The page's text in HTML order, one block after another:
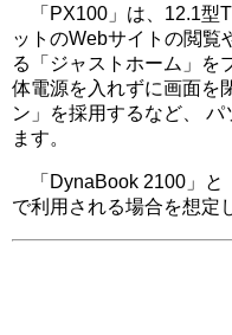
「PX100」は、12.1型
ットのWebサイトの閲覧
る「ジャストホーム」を
体電源を入れずに画面を
ン」を採用するなど、
ます。
「DynaBook 2100」と
で利用される場合を想定